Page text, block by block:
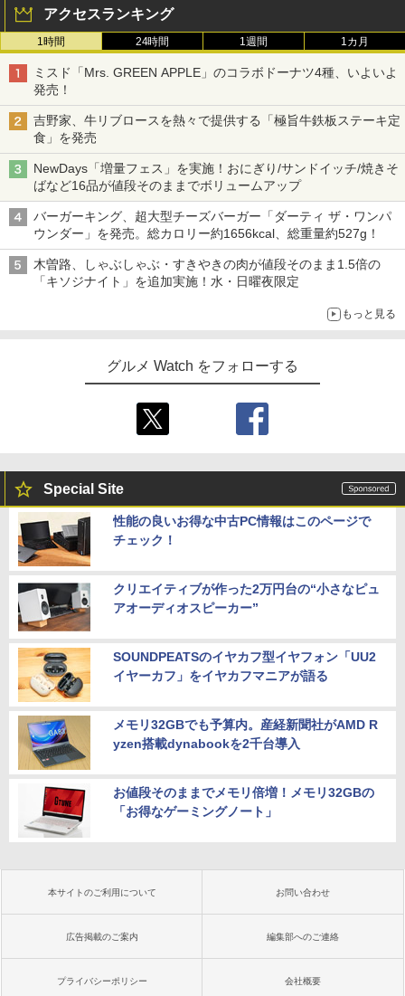
アクセスランキング
1時間 24時間 1週間 1カ月
ミスド「Mrs. GREEN APPLE」のコラボドーナツ4種、いよいよ
発売！
吉野家、牛リブロースを熱々で提供する「極旨牛鉄板ステーキ定
食」を発売
NewDays「増量フェス」を実施！おにぎり/サンドイッチ/焼きそ
ばなど16品が値段そのままでボリュームアップ
バーガーキング、超大型チーズバーガー「ダーティ ザ・ワンパ
ウンダー」を発売。総カロリー約1656kcal、総重量約527g！
木曽路、しゃぶしゃぶ・すきやきの肉が値段そのまま1.5倍の
「キソジナイト」を追加実施！水・日曜夜限定
もっと見る
グルメ Watch をフォローする
Special Site
性能の良いお得な中古PC情報はこのページで
チェック！
クリエイティブが作った2万円台の“小さなピュ
アオーディオスピーカー”
SOUNDPEATSのイヤカフ型イヤフォン「UU2
イヤーカフ」をイヤカフマニアが語る
メモリ32GBでも予算内。産経新聞社がAMD R
yzen搭載dynabookを2千台導入
お値段そのままでメモリ倍増！メモリ32GBの
「お得なゲーミングノート」
本サイトのご利用について お問い合わせ
広告掲載のご案内 編集部へのご連絡
プライバシーポリシー 会社概要